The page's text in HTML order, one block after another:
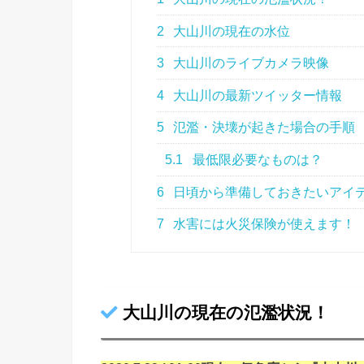
2 大山川の現在の水位
3 大山川のライブカメラ映像
4 大山川の最新ツイッター情報
5 氾濫・決壊が起きた場合の手順
5.1 最低限必要なものは？
6 日頃から準備しておきたいアイ
7 水害には火災保険が使えます！
大山川の現在の氾濫状況！